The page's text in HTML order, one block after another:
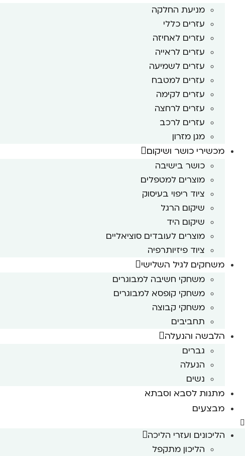
מניעת החלקה
עזרים כללי
עזרים לאחיזה
עזרים לראייה
עזרים לשמיעה
עזרים למטבח
עזרים לקימה
עזרים לרחצה
עזרים לרכב
מגן מזרון
מכשירי כושר ושיקום
כושר בישיבה
מוצרים למטפלים
ציוד ריפוי בעיסוק
שיקום הרגל
שיקום היד
מוצרים לעובדים סוציאליים
ציוד פיזיותרפיה
משחקים לגיל השלישי
משחקי חשיבה למבוגרים
משחקי קופסא למבוגרים
משחקי קבוצה
תחביבים
הלבשה והנעלה
גברים
הנעלה
נשים
מתנות לסבא וסבתא
מבצעים
הליכונים ועזרי הליכה
הליכון מתקפל